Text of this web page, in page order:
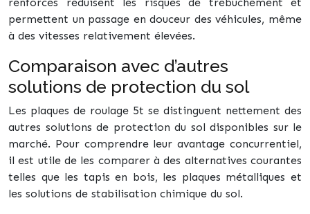
permettent un passage en douceur des véhicules, même
à des vitesses relativement élevées.
Comparaison avec d’autres
solutions de protection du sol
Les plaques de roulage 5t se distinguent nettement des
autres solutions de protection du sol disponibles sur le
marché. Pour comprendre leur avantage concurrentiel,
il est utile de les comparer à des alternatives courantes
telles que les tapis en bois, les plaques métalliques et
les solutions de stabilisation chimique du sol.